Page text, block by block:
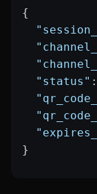
{
  "status"
}